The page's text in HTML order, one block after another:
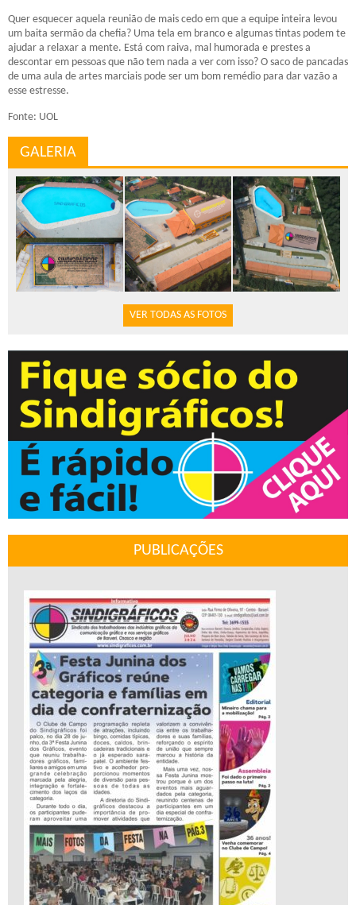
Quer esquecer aquela reunião de mais cedo em que a equipe inteira levou
um baita sermão da chefia? Uma tela em branco e algumas tintas podem te
ajudar a relaxar a mente. Está com raiva, mal humorada e prestes a
descontar em pessoas que não tem nada a ver com isso? O saco de pancadas
de uma aula de artes marciais pode ser um bom remédio para dar vazão a
esse estresse.
Fonte: UOL
GALERIA
VER TODAS AS FOTOS
PUBLICAÇÕES